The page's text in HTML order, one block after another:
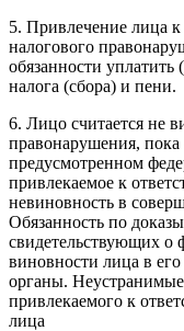
5. Привлечение лица к
налогового
обязанности
налога (сбора) и пени.
6. Лицо считается не
правонарушения, пока
предусмотренном
привлекаемое к
невиновность в
Обязанность по
свидетельствующих о
виновности лица в
органы.
привлекаемого к
лица